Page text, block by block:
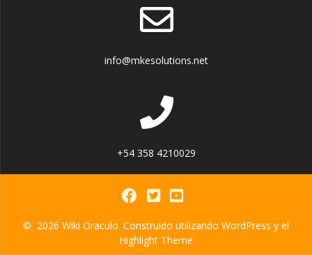
info@mkesolutions.net
+54 358 4210029
© 2026 Wiki Oraculo. Construido utilizando WordPress y el
Highlight Theme